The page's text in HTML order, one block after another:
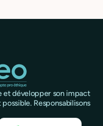
et développer son impact
Responsabilisons